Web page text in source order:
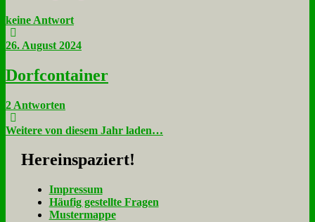
keine Antwort
26. August 2024
Dorf­con­tai­ner
2 Antworten
Weitere von diesem Jahr laden…
Her­ein­spa­ziert!
Im­pres­sum
Häu­fig ge­stell­te Fra­gen
Mu­ster­map­pe